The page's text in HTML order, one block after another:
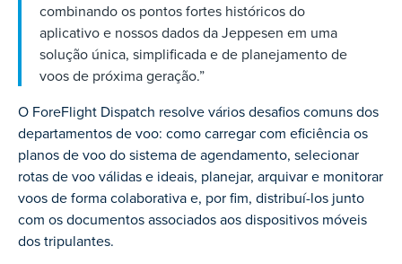
combinando os pontos fortes históricos do
aplicativo e nossos dados da Jeppesen em uma
solução única, simplificada e de planejamento de
voos de próxima geração.”
O ForeFlight Dispatch resolve vários desafios comuns dos
departamentos de voo: como carregar com eficiência os
planos de voo do sistema de agendamento, selecionar
rotas de voo válidas e ideais, planejar, arquivar e monitorar
voos de forma colaborativa e, por fim, distribuí-los junto
com os documentos associados aos dispositivos móveis
dos tripulantes.